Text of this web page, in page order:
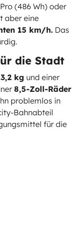
(486 Wh) oder
aber eine
15 km/h. Das
die Stadt
kg und einer
8,5-Zoll-Räder
problemlos in
Bahnabteil
für die